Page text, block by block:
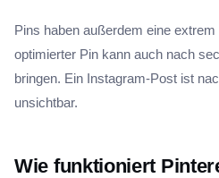
Pins haben außerdem eine
optimierter Pin kann auch nach
bringen. Ein Instagram-Post ist
unsichtbar.
Wie funktioniert